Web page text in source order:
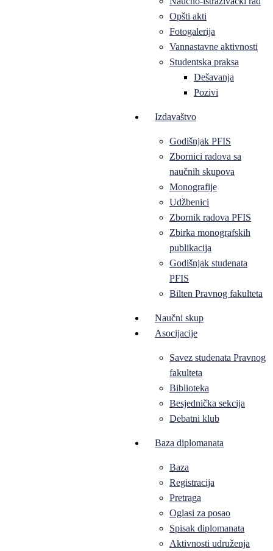
Opšti akti
Fotogalerija
Vannastavne aktivnosti
Studentska praksa
Dešavanja
Pozivi
Izdavaštvo
Godišnjak PFIS
Zbornici radova sa
naučnih skupova
Monografije
Udžbenici
Zbornik radova PFIS
Zbirka monografskih
publikacija
Godišnjak studenata
PFIS
Bilten Pravnog fakulteta
Naučni skup
Asocijacije
Savez studenata Pravnog
fakulteta
Biblioteka
Besjednička sekcija
Debatni klub
Baza diplomanata
Baza
Registracija
Pretraga
Oglasi za posao
Spisak diplomanata
Aktivnosti udruženja